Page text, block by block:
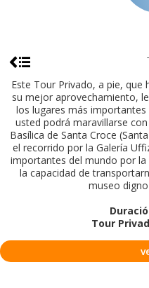
Este Tour Privado, a pie, que
su mejor aprovechamiento,
los lugares más importantes
usted podrá maravillarse
Basílica de Santa Croce
el recorrido por la Galería
importantes del mundo por la
la capacidad de
museo
Tour